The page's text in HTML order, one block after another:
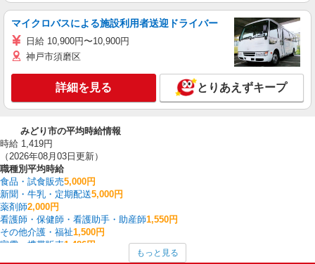
マイクロバスによる施設利用者送迎ドライバー
日給 10,900円〜10,900円
神戸市須磨区
詳細を見る とりあえずキープ
みどり市の平均時給情報
時給 1,419円
（2026年08月03日更新）
職種別平均時給
食品・試食販売5,000円
新聞・牛乳・定期配送5,000円
薬剤師2,000円
看護師・保健師・看護助手・助産師1,550円
その他介護・福祉1,500円
家電・携帯販売1,486円
もっと見る